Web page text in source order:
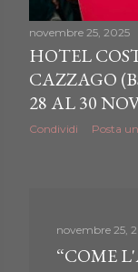
novembre 25, 2025
HOTEL
CAZZAGO
28 AL 30
Condividi Posta
novembre 25,
“COME